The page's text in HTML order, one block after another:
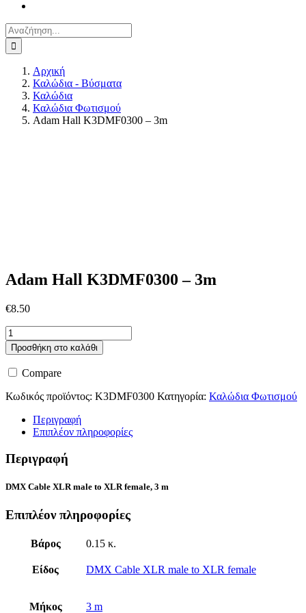
Αναζήτηση
για:
Αρχική
Καλώδια - Βύσματα
Καλώδια
Καλώδια Φωτισμού
Adam Hall K3DMF0300 – 3m
Adam Hall K3DMF0300 – 3m
€8.50
Adam
Hall
K3DMF0300
3m
ποσότητα
Προσθήκη στο καλάθι
Compare
Κωδικός προϊόντος: K3DMF0300 Κατηγορία: Καλώδια Φωτισμού
Περιγραφή
Επιπλέον πληροφορίες
Περιγραφή
DMX Cable XLR male to XLR female, 3 m
Επιπλέον πληροφορίες
Βάρος 0.15 κ.
Είδος DMX Cable XLR male to XLR female
Μήκος 3 m